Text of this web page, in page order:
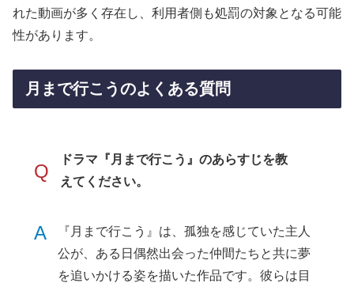
れた動画が多く存在し、利用者側も処罰の対象となる可能
性があります。
月まで行こうのよくある質問
Q
ドラマ『月まで行こう』のあらすじを教
えてください。
A
『月まで行こう』は、孤独を感じていた主人
公が、ある日偶然出会った仲間たちと共に夢
を追いかける姿を描いた作品です。彼らは目